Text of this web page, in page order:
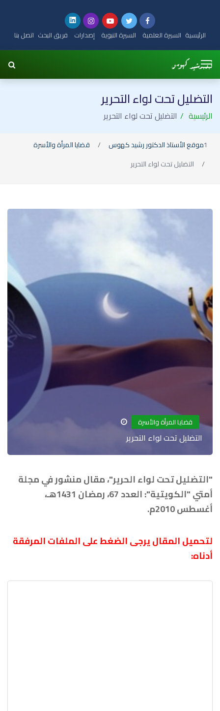
الرئيسية السيرة العلمية السيرة النبوية إصدارات فريق البحث اتصل بنا
التضليل تحت لواء التحرير
الرئيسية التضليل تحت لواء التحرير
موقع الأستاذ الدكتور رشيد كهوس
قضايا المرأة والأسرة
التضليل تحت لواء التحرير
قضايا المرأة والأسرة
التضليل تحت لواء التحرير
"التضليل تحت لواء الحرير"، مقال منشور في مجلة
أمتي "الكويتية": العدد 67، رمضان 1431هـ،
أغسطس 2010م.
لتحميل المقال يرجى الضغط على الملفات المرفقة
أدناه: